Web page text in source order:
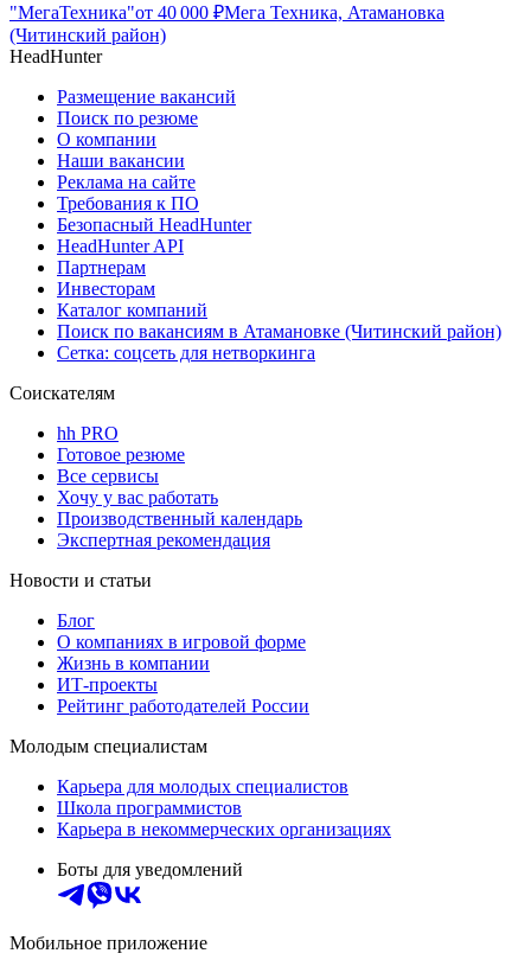
"МегаТехника"от 40 000 ₽Мега Техника, Атамановка
(Читинский район)
HeadHunter
Размещение вакансий
Поиск по резюме
О компании
Наши вакансии
Реклама на сайте
Требования к ПО
Безопасный HeadHunter
HeadHunter API
Партнерам
Инвесторам
Каталог компаний
Поиск по вакансиям в Атамановке (Читинский район)
Сетка: соцсеть для нетворкинга
Соискателям
hh PRO
Готовое резюме
Все сервисы
Хочу у вас работать
Производственный календарь
Экспертная рекомендация
Новости и статьи
Блог
О компаниях в игровой форме
Жизнь в компании
ИТ-проекты
Рейтинг работодателей России
Молодым специалистам
Карьера для молодых специалистов
Школа программистов
Карьера в некоммерческих организациях
Боты для уведомлений
Мобильное приложение